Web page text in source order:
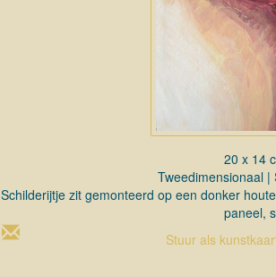
20 x 14
Tweedimensionaal
Schilderijtje zit gemonteerd op een donker
paneel,
Stuur als